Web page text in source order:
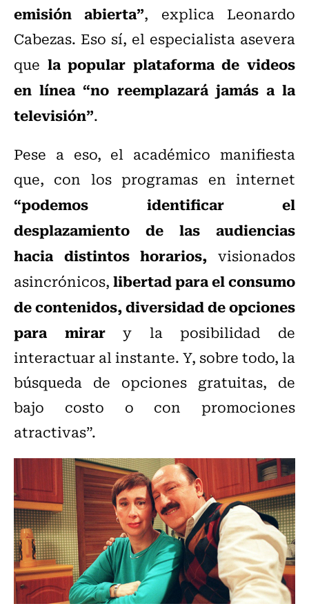
emisión abierta”, explica Leonardo
Cabezas. Eso sí, el especialista asevera
que la popular plataforma de videos
en línea “no reemplazará jamás a la
televisión”.
Pese a eso, el académico manifiesta
que, con los programas en internet
“podemos identificar el
desplazamiento de las audiencias
hacia distintos horarios, visionados
asincrónicos,libertad para el consumo
de contenidos, diversidad de opciones
para mirary la posibilidad de
interactuar al instante. Y, sobre todo, la
búsqueda de opciones gratuitas, de
bajo costo o con promociones
atractivas”.